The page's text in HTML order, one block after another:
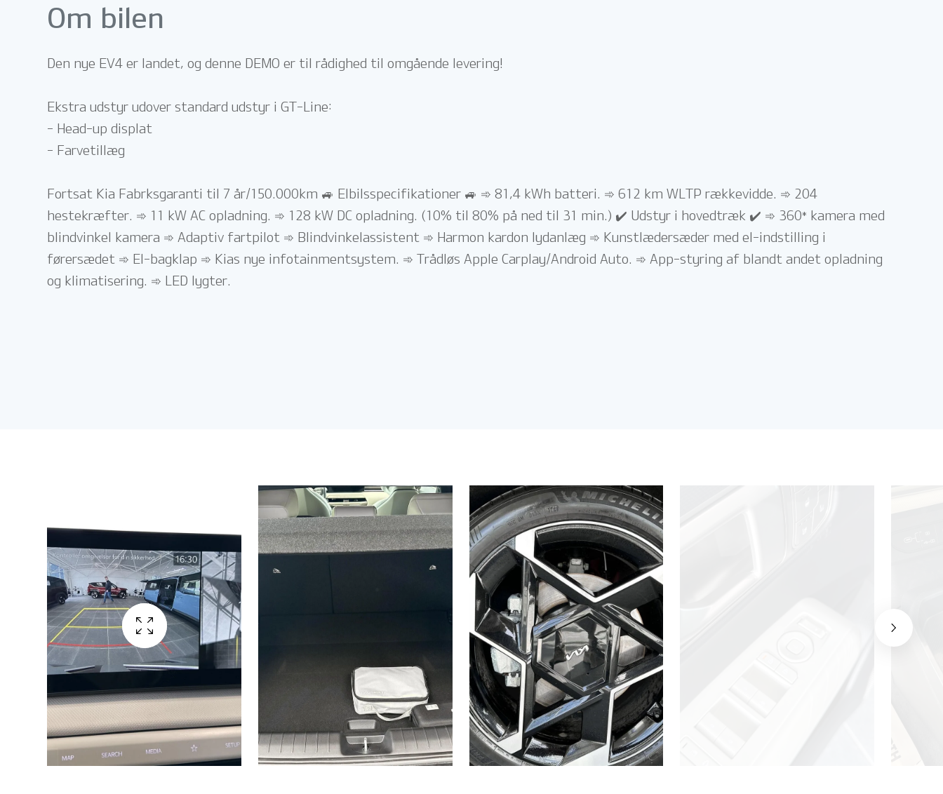
Om bilen
Den nye EV4 er landet, og denne DEMO er til rådighed til omgående levering!
Ekstra udstyr udover standard udstyr i GT-Line:
- Head-up displat
- Farvetillæg
Fortsat Kia Fabrksgaranti til 7 år/150.000km 🚙 Elbilsspecifikationer 🚙 ➾ 81,4 kWh batteri. ➾ 612 km WLTP rækkevidde. ➾ 204
hestekræfter. ➾ 11 kW AC opladning. ➾ 128 kW DC opladning. (10% til 80% på ned til 31 min.) ✔️ Udstyr i hovedtræk ✔️ ➾ 360* kamera med
blindvinkel kamera ➾ Adaptiv fartpilot ➾ Blindvinkelassistent ➾ Harmon kardon lydanlæg ➾ Kunstlædersæder med el-indstilling i
førersædet ➾ El-bagklap ➾ Kias nye infotainmentsystem. ➾ Trådløs Apple Carplay/Android Auto. ➾ App-styring af blandt andet opladning
og klimatisering. ➾ LED lygter.